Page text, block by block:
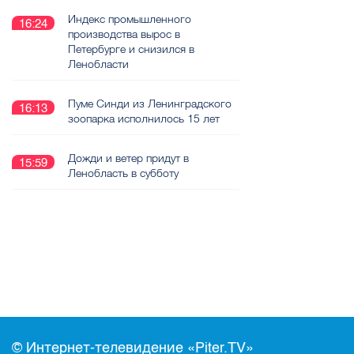
16:24
Индекс промышленного
производства вырос в
Петербурге и снизился в
Ленобласти
16:13
Пуме Синди из Ленинградского
зоопарка исполнилось 15 лет
15:59
Дожди и ветер придут в
Ленобласть в субботу
© Интернет-телевидение «Piter.TV»